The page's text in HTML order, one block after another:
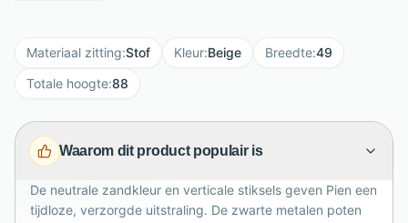
maken het ontwerp luchtig. Met een breedte van 49
cm, diepte van 58,5 cm en totale hoogte van 88 cm
Dankzij het compacte formaat is deze stoel geschikt
voor kleinere én ruime eetkamers. Combineer
waarin je dagelijks comfortabel en gezellig tafelt
Materiaal zitting:Stof Kleur:Beige Breedte:49
Totale hoogte:88
Waarom dit product populair is
De neutrale zandkleur en verticale stiksels geven Pien een
tijdloze, verzorgde uitstraling. De zwarte metalen poten